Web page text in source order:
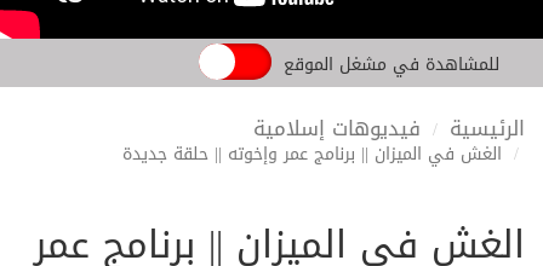
للمشاهدة في مشغل الموقع
الرئيسية فيديوهات إسلامية
الغش في الميزان || برنامج عمر وإخوته || حلقة جديدة
الغش في الميزان || برنامج عمر